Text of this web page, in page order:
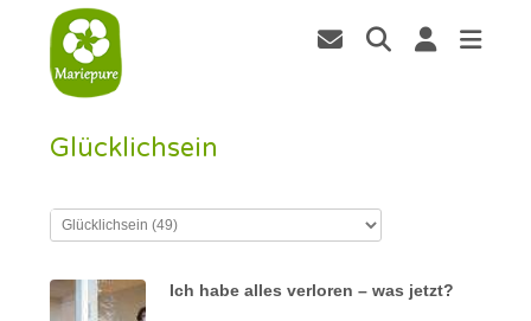
Glücklichsein
Ich habe alles verloren – was jetzt?